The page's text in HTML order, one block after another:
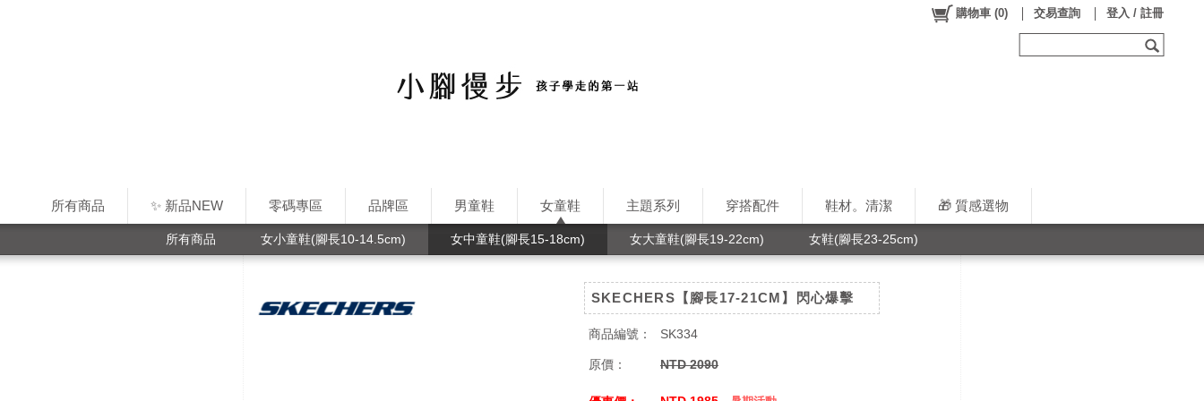
所有商品 ✨ 新品NEW 零碼專區 品牌區 男童鞋 女童鞋 主題系列 穿搭配件 鞋材。清潔 🎁 質感選物
購物車 (0) 交易查詢 登入 / 註冊
所有商品 女小童鞋(腳長10-14.5cm) 女中童鞋(腳長15-18cm) 女大童鞋(腳長19-22cm) 女鞋(腳長23-25cm)
SKECHERS【腳長17-21CM】閃心爆擊
商品編號： SK334
原價： NTD 2090